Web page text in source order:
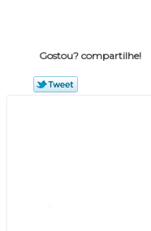
Gostou? compartilhe!